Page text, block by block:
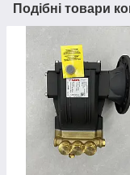
Подібні товари